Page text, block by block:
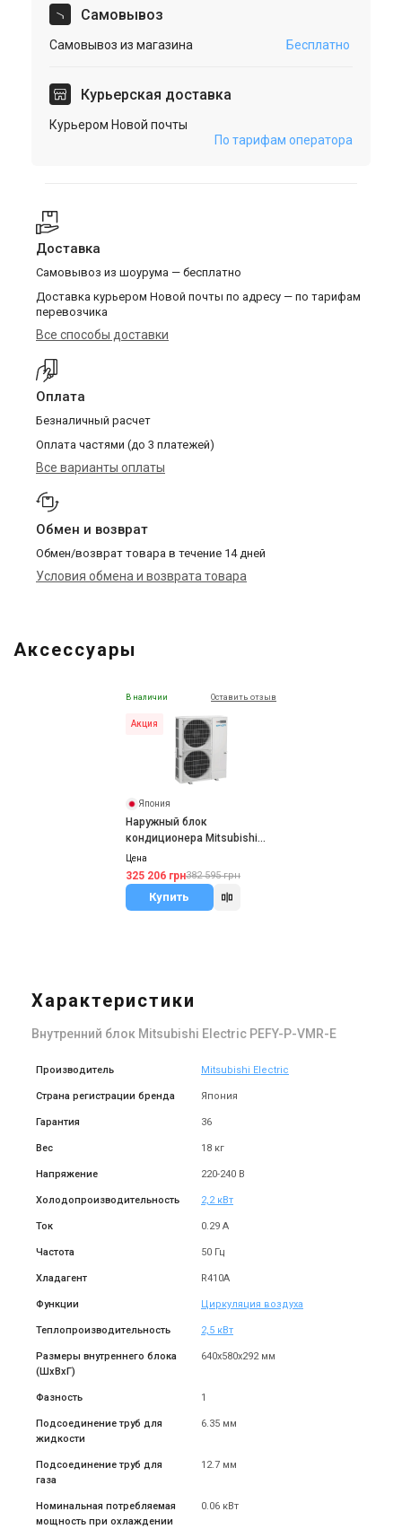
Cамовывоз
Самовывоз из магазина Бесплатно
Курьерская доставка
Курьером Новой почты
По тарифам оператора
Доставка
Самовывоз из шоурума — бесплатно
Доставка курьером Новой почты по адресу — по тарифам
перевозчика
Все способы доставки
Оплата
Безналичный расчет
Оплата частями (до 3 платежей)
Все варианты оплаты
Обмен и возврат
Обмен/возврат товара в течение 14 дней
Условия обмена и возврата товара
Аксессуары
В наличии Оставить отзыв
Акция
Япония
Наружный блок
кондиционера Mitsubishi
Electric PUMY-P
Цена
325 206 грн382 595 грн
Купить
Характеристики
Внутренний блок Mitsubishi Electric PEFY-P-VMR-E
Производитель Mitsubishi Electric
Страна регистрации бренда Япония
Гарантия 36
Вес 18 кг
Напряжение 220-240 В
Холодопроизводительность 2,2 кВт
Ток 0.29 А
Частота 50 Гц
Хладагент R410A
Функции Циркуляция воздуха
Теплопроизводительность 2,5 кВт
Размеры внутреннего блока
(ШxВxГ)
640x580x292 мм
Фазность 1
Подсоединение труб для
жидкости
6.35 мм
Подсоединение труб для
газа
12.7 мм
Номинальная потребляемая
мощность при охлаждении
0.06 кВт